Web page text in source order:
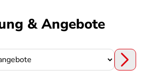
& Angebote